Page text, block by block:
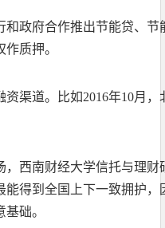
和政府合作推出节能贷、
质押。
资渠道。比如2016年10月
，西南财经大学信托与理
能得到全国上下一致拥护
础。